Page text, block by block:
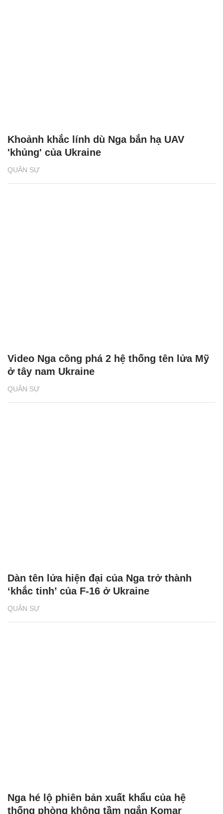
QUÂN SỰ
Khoảnh khắc lính dù Nga bắn hạ UAV
'khủng' của Ukraine
QUÂN SỰ
Video Nga công phá 2 hệ thống tên lửa Mỹ
ở tây nam Ukraine
QUÂN SỰ
Dàn tên lửa hiện đại của Nga trở thành
‘khắc tinh’ của F-16 ở Ukraine
Nga hé lộ phiên bản xuất khẩu của hệ
thống phòng không tầm ngắn Komar